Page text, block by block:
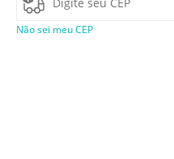
Não sei meu CEP